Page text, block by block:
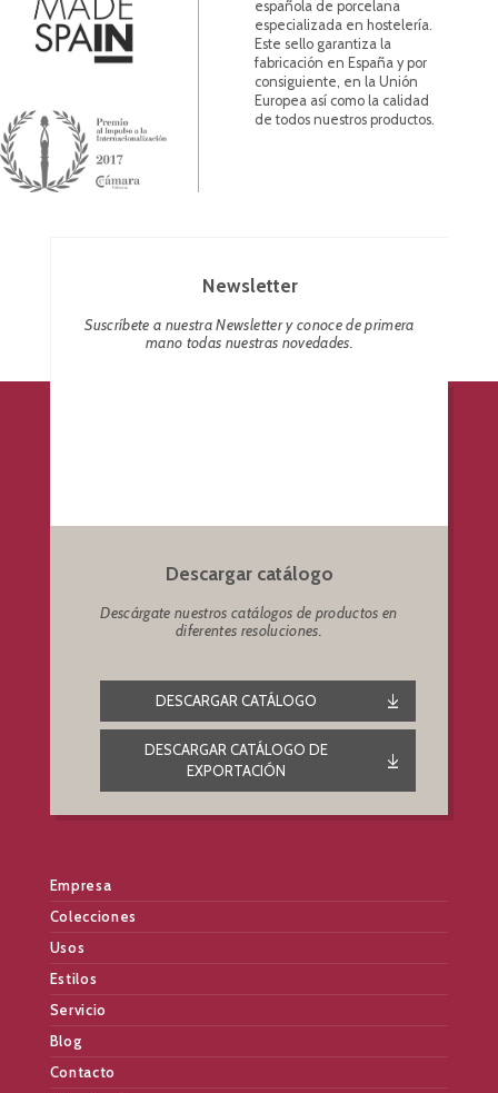
española de porcelana
especializada en hostelería.
Este sello garantiza la
fabricación en España y por
consiguiente, en la Unión
Europea así como la calidad
de todos nuestros productos.
Newsletter
Suscríbete a nuestra Newsletter y conoce de primera
mano todas nuestras novedades.
Descargar catálogo
Descárgate nuestros catálogos de productos en
diferentes resoluciones.
DESCARGAR CATÁLOGO
DESCARGAR CATÁLOGO DE
EXPORTACIÓN
Empresa
Colecciones
Usos
Estilos
Servicio
Blog
Contacto